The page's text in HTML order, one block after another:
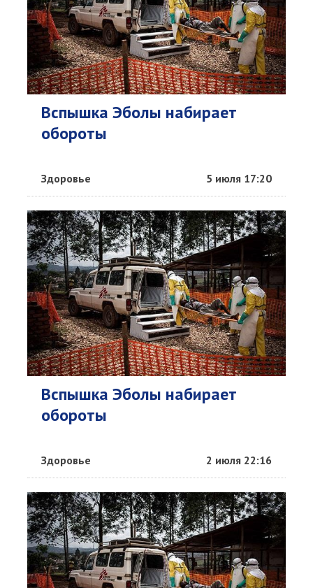
Вспышка Эболы набирает
обороты
Здоровье 5 июля 17:20
Вспышка Эболы набирает
обороты
Здоровье 2 июля 22:16